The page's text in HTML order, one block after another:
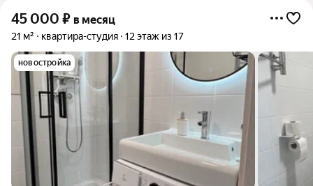
45 000 ₽ в месяц
21 м² квартира-студия 12 этаж из 17
новостройка